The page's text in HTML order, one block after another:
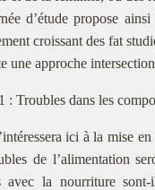
d’étude propose
croissant des fat
une approche
: Troubles dans les
ici à la mise
de l’alimentation
avec la nourriture